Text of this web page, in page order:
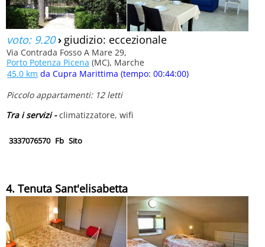
voto: 9.20› giudizio: eccezionale
Via Contrada Fosso A Mare 29,
Porto Potenza Picena (MC), Marche
45.0 km da Cupra Marittima (tempo: 00:44:00)
Piccolo appartamenti: 12 letti
Tra i servizi -climatizzatore, wifi
3337076570 Fb Sito
4. Tenuta Sant'elisabetta